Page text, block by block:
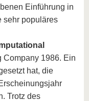
Einführung in
sehr populäres
Company 1986. Ein
hat, die
Trotz des